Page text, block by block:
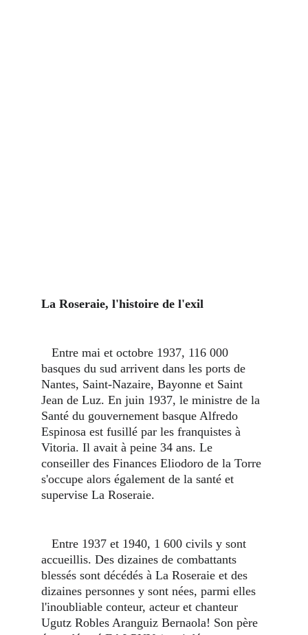
La Roseraie, l'histoire de l'exil
basques du sud arrivent dans les ports de
Nantes, Saint-Nazaire, Bayonne et Saint
Jean de Luz. En juin 1937, le ministre de la
Santé du gouvernement basque Alfredo
Espinosa est fusillé par les franquistes à
Vitoria. Il avait à peine 34 ans. Le
conseiller des Finances Eliodoro de la Torre
s'occupe alors également de la santé et
supervise La Roseraie.
accueillis. Des dizaines de combattants
blessés sont décédés à La Roseraie et des
dizaines personnes y sont nées, parmi elles
l'inoubliable conteur, acteur et chanteur
Ugutz Robles Aranguiz Bernaola! Son père